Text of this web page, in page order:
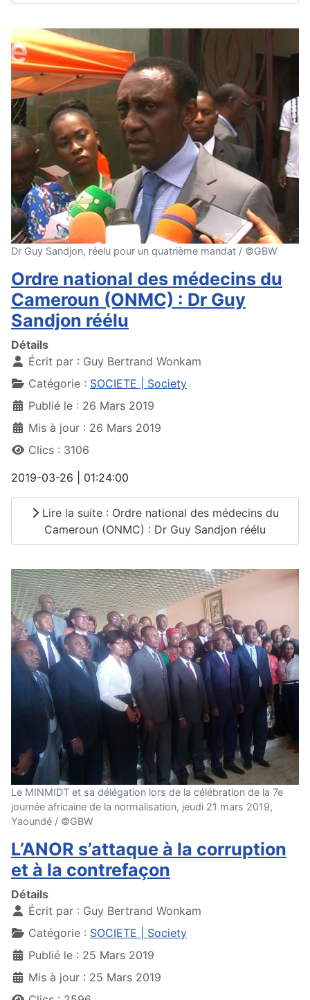
Dr Guy Sandjon, réelu pour un quatrième mandat / ©GBW
Ordre national des médecins du
Cameroun (ONMC) : Dr Guy
Sandjon réélu
Détails
Écrit par : Guy Bertrand Wonkam
Catégorie : SOCIETE | Society
Publié le : 26 Mars 2019
Mis à jour : 26 Mars 2019
Clics : 3106
2019-03-26 | 01:24:00
Lire la suite : Ordre national des médecins du
Cameroun (ONMC) : Dr Guy Sandjon réélu
Le MINMIDT et sa délégation lors de la célébration de la 7e
journée africaine de la normalisation, jeudi 21 mars 2019,
Yaoundé / ©GBW
L’ANOR s’attaque à la corruption
et à la contrefaçon
Détails
Écrit par : Guy Bertrand Wonkam
Catégorie : SOCIETE | Society
Publié le : 25 Mars 2019
Mis à jour : 25 Mars 2019